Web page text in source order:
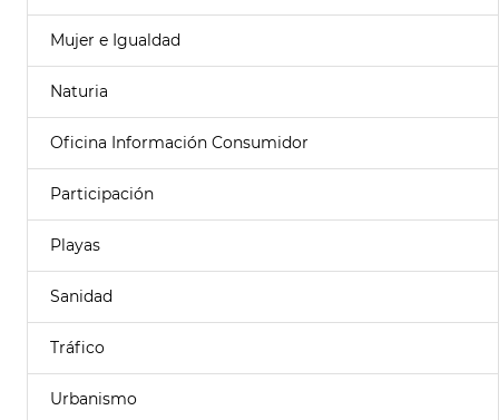
Mujer e Igualdad
Naturia
Oficina Información Consumidor
Participación
Playas
Sanidad
Tráfico
Urbanismo